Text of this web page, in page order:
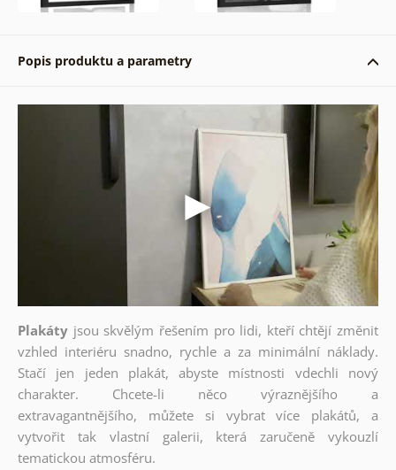
Popis produktu a parametry
Plakáty jsou skvělým řešením pro lidi, kteří chtějí změnit
vzhled interiéru snadno, rychle a za minimální náklady.
Stačí jen jeden plakát, abyste místnosti vdechli nový
charakter. Chcete-li něco výraznějšího a
extravagantnějšího, můžete si vybrat více plakátů, a
vytvořit tak vlastní galerii, která zaručeně vykouzlí
tematickou atmosféru.